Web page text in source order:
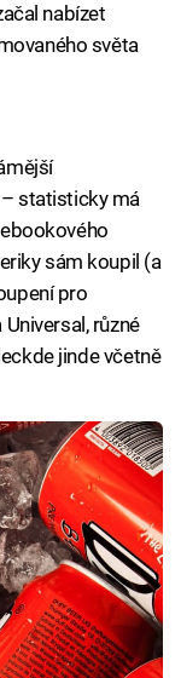
nabízet
světa
statisticky má
sám koupil (a
pro
různé
jinde včetně